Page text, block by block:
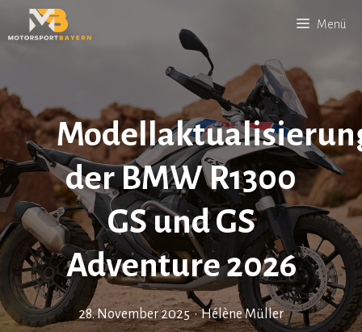
Inhalt
Menü
der BMW R1300
GS und GS
Adventure 2026
28. November 2025 • Hélène Müller